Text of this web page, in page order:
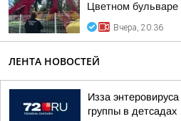
Цветном бульваре
Вчера, 20:36
ЛЕНТА НОВОСТЕЙ
Изза
группы в детсадах